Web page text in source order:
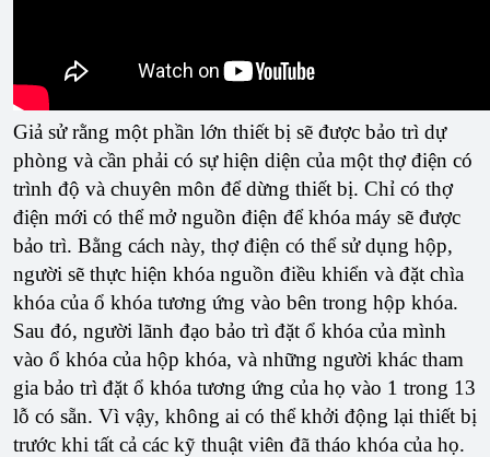
Giả sử rằng một phần lớn thiết bị sẽ được bảo trì dự
phòng và cần phải có sự hiện diện của một thợ điện có
trình độ và chuyên môn để dừng thiết bị. Chỉ có thợ
điện mới có thể mở nguồn điện để khóa máy sẽ được
bảo trì. Bằng cách này, thợ điện có thể sử dụng hộp,
người sẽ thực hiện khóa nguồn điều khiển và đặt chìa
khóa của ổ khóa tương ứng vào bên trong hộp khóa.
Sau đó, người lãnh đạo bảo trì đặt ổ khóa của mình
vào ổ khóa của hộp khóa, và những người khác tham
gia bảo trì đặt ổ khóa tương ứng của họ vào 1 trong 13
lỗ có sẵn. Vì vậy, không ai có thể khởi động lại thiết bị
trước khi tất cả các kỹ thuật viên đã tháo khóa của họ.